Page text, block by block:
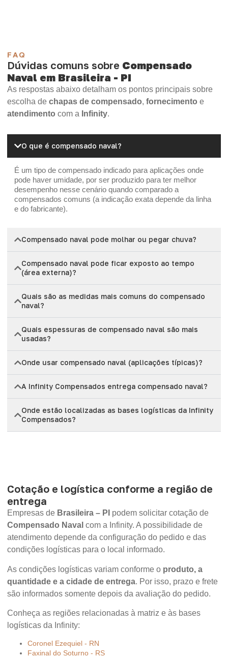
FAQ
Dúvidas comuns sobre Compensado
Naval em Brasileira - PI
As respostas abaixo detalham os pontos principais sobre
escolha de chapas de compensado, fornecimento e
atendimento com a Infinity.
O que é compensado naval?
É um tipo de compensado indicado para aplicações onde
pode haver umidade, por ser produzido para ter melhor
desempenho nesse cenário quando comparado a
compensados comuns (a indicação exata depende da linha
e do fabricante).
Compensado naval pode molhar ou pegar chuva?
Compensado naval pode ficar exposto ao tempo
(área externa)?
Quais são as medidas mais comuns do compensado
naval?
Quais espessuras de compensado naval são mais
usadas?
Onde usar compensado naval (aplicações típicas)?
A Infinity Compensados entrega compensado naval?
Onde estão localizadas as bases logísticas da Infinity
Compensados?
Cotação e logística conforme a região de
entrega
Empresas de Brasileira – PI podem solicitar cotação de
Compensado Naval com a Infinity. A possibilidade de
atendimento depende da configuração do pedido e das
condições logísticas para o local informado.
As condições logísticas variam conforme o produto, a
quantidade e a cidade de entrega. Por isso, prazo e frete
são informados somente depois da avaliação do pedido.
Conheça as regiões relacionadas à matriz e às bases
logísticas da Infinity:
Coronel Ezequiel - RN
Faxinal do Soturno - RS